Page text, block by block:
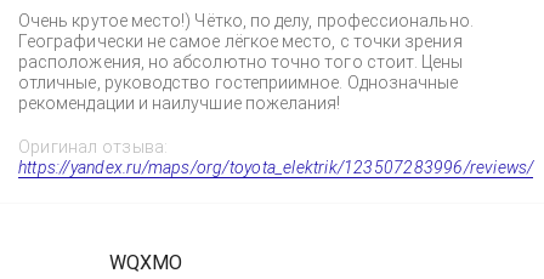
Очень крутое место!) Чётко, по делу, профессионально.
Географически не самое лёгкое место, с точки зрения
расположения, но абсолютно точно того стоит. Цены
отличные, руководство гостеприимное. Однозначные
рекомендации и наилучшие пожелания!
Оригинал отзыва:
https://yandex.ru/maps/org/toyota_elektrik/123507283996/reviews/
WQXMO